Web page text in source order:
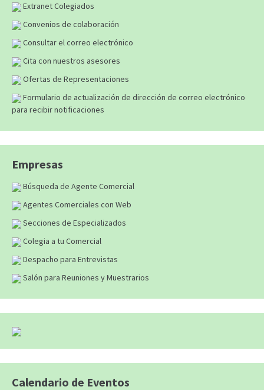
Extranet Colegiados
Convenios de colaboración
Consultar el correo electrónico
Cita con nuestros asesores
Ofertas de Representaciones
Formulario de actualización de dirección de correo electrónico
para recibir notificaciones
Empresas
Búsqueda de Agente Comercial
Agentes Comerciales con Web
Secciones de Especializados
Colegia a tu Comercial
Despacho para Entrevistas
Salón para Reuniones y Muestrarios
Calendario de Eventos